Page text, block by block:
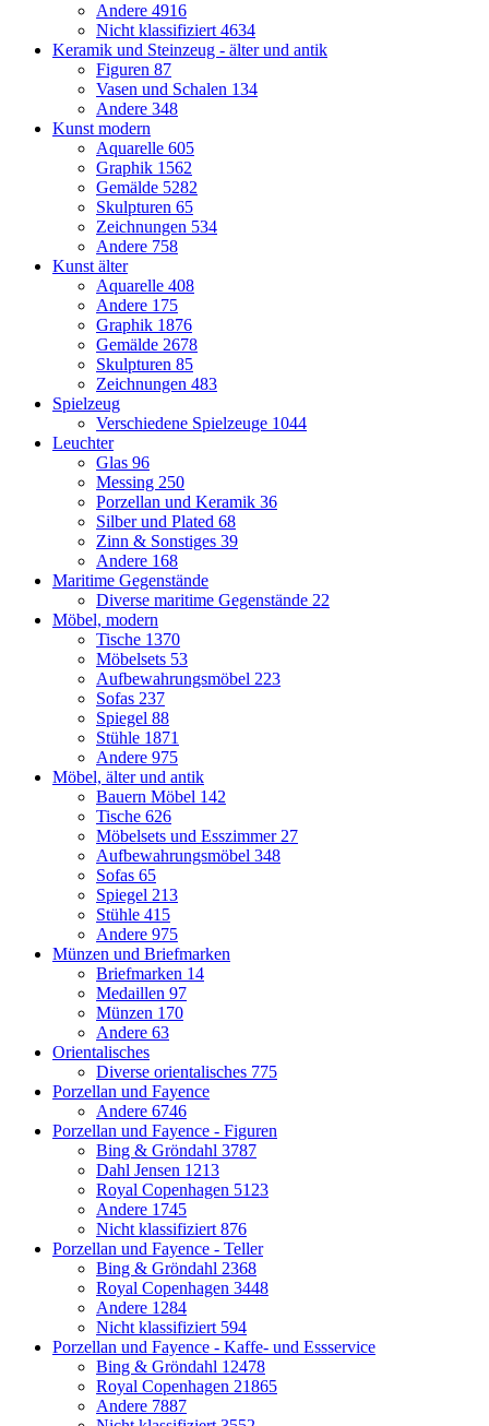
Andere 4916
Nicht klassifiziert 4634
Keramik und Steinzeug - älter und antik
Figuren 87
Vasen und Schalen 134
Andere 348
Kunst modern
Aquarelle 605
Graphik 1562
Gemälde 5282
Skulpturen 65
Zeichnungen 534
Andere 758
Kunst älter
Aquarelle 408
Andere 175
Graphik 1876
Gemälde 2678
Skulpturen 85
Zeichnungen 483
Spielzeug
Verschiedene Spielzeuge 1044
Leuchter
Glas 96
Messing 250
Porzellan und Keramik 36
Silber und Plated 68
Zinn & Sonstiges 39
Andere 168
Maritime Gegenstände
Diverse maritime Gegenstände 22
Möbel, modern
Tische 1370
Möbelsets 53
Aufbewahrungsmöbel 223
Sofas 237
Spiegel 88
Stühle 1871
Andere 975
Möbel, älter und antik
Bauern Möbel 142
Tische 626
Möbelsets und Esszimmer 27
Aufbewahrungsmöbel 348
Sofas 65
Spiegel 213
Stühle 415
Andere 975
Münzen und Briefmarken
Briefmarken 14
Medaillen 97
Münzen 170
Andere 63
Orientalisches
Diverse orientalisches 775
Porzellan und Fayence
Andere 6746
Porzellan und Fayence - Figuren
Bing & Gröndahl 3787
Dahl Jensen 1213
Royal Copenhagen 5123
Andere 1745
Nicht klassifiziert 876
Porzellan und Fayence - Teller
Bing & Gröndahl 2368
Royal Copenhagen 3448
Andere 1284
Nicht klassifiziert 594
Porzellan und Fayence - Kaffe- und Essservice
Bing & Gröndahl 12478
Royal Copenhagen 21865
Andere 7887